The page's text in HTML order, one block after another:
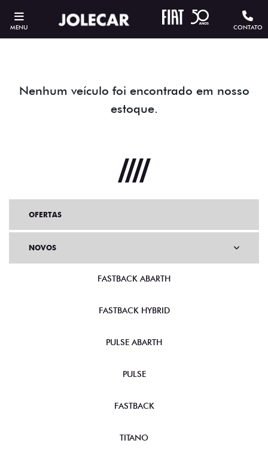
MENU CONTATO
Nenhum veículo foi encontrado em nosso
estoque.
OFERTAS
NOVOS
FASTBACK ABARTH
FASTBACK HYBRID
PULSE ABARTH
PULSE
FASTBACK
TITANO